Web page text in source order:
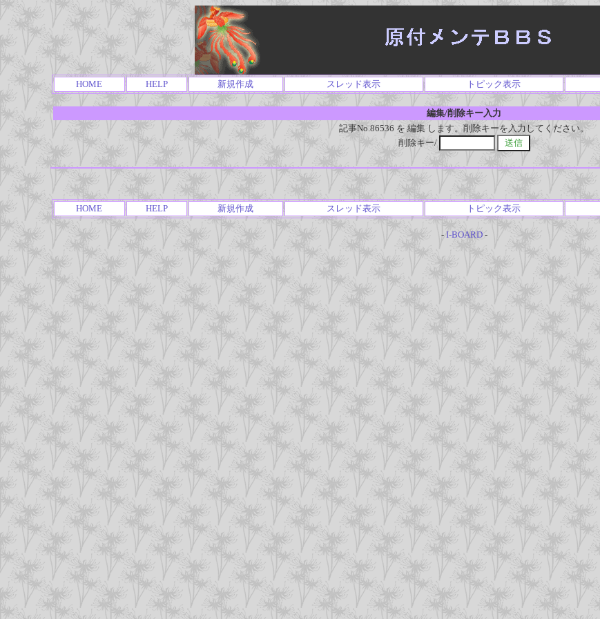
HOME HELP 新規作成 スレッド表示 トピック表示
編集/削除キー入力
記事No.86536 を 編集 します。削除キーを入力してください。
削除キー/
HOME HELP 新規作成 スレッド表示 トピック表示
- I-BOARD-